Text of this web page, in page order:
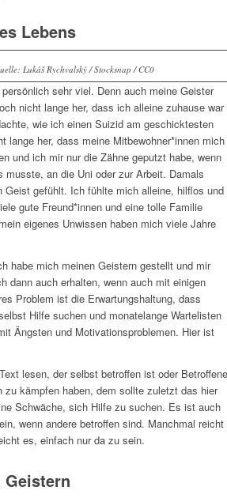
Lebens
Lukáš Rychvalský /​ Stocksnap /​ CC0
sehr viel. Denn auch meine Geister
nicht lange her, dass ich alleine zuhause war
wie ich einen Suizid am geschicktesten
lange her, dass meine Mitbewohner*innen mich
und ich mir nur die Zähne geputzt habe, wenn
musste, an die Uni oder zur Arbeit. Damals
Geist gefühlt. Ich fühlte mich alleine, hilflos und
gute Freund*innen und eine tolle Familie
eigenes Unwissen haben mich viele Jahre
habe mich meinen Geistern gestellt und mir
dann auch erhalten, wenn auch mit einigen
Problem ist die Erwartungshaltung, dass
Hilfe suchen und monatelange Wartelisten
Ängsten und Motivationsproblemen. Hier ist
lesen, der selbst betroffen ist oder Betroffene
zu kämpfen haben, dem sollte zuletzt das hier
Schwäche, sich Hilfe zu suchen. Es ist auch
wenn andere betroffen sind. Manchmal reicht
es, einfach nur da zu sein.